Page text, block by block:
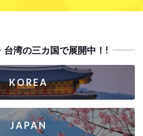
台湾の三カ国で展開中！!
KOREA
JAPAN